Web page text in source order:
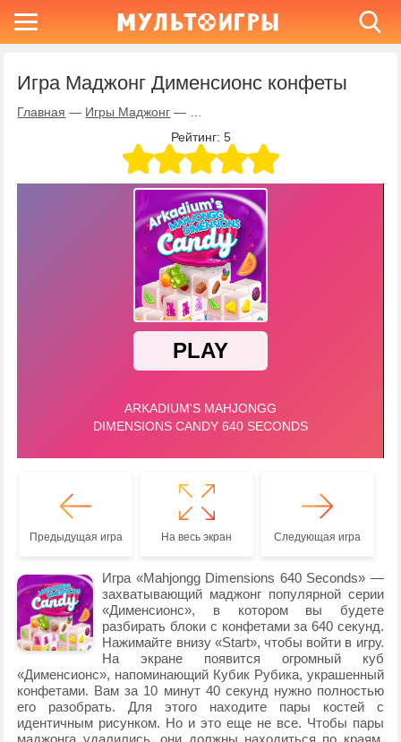
Игра Маджонг Дименсионс конфеты
Главная — Игры Маджонг —
Рейтинг: 5
Предыдущая игра На весь экран Следующая игра
Игра «Mahjongg Dimensions 640 Seconds» —
захватывающий маджонг популярной серии
«Дименсионс», в котором вы будете
разбирать блоки с конфетами за 640 секунд.
Нажимайте внизу «Start», чтобы войти в игру.
На экране появится огромный куб
«Дименсионс», напоминающий Кубик Рубика, украшенный
конфетами. Вам за 10 минут 40 секунд нужно полностью
его разобрать. Для этого находите пары костей с
идентичным рисунком. Но и это еще не все. Чтобы пары
маджонга удалились, они должны находиться по краям.